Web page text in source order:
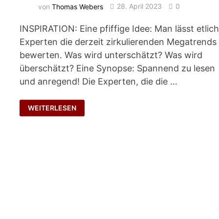
vonThomas Webers 28. April 2023 0
INSPIRATION: Eine pfiffige Idee: Man lässt
Experten die derzeit zirkulierenden Megatrends
bewerten. Was wird unterschätzt? Was wird
überschätzt? Eine Synopse: Spannend zu lesen
und anregend! Die Experten, die die …
EIN
ROTER
FADEN
WEITERLESEN